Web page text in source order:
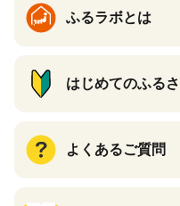
ふるラボとは
はじめてのふる
よくあるご質問